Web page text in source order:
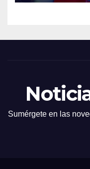
Sumérgete en las